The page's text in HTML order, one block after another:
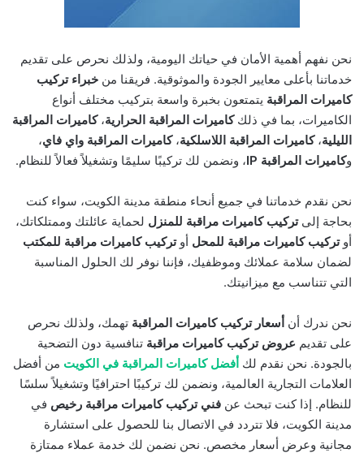
نحن نفهم أهمية الأمان في حياتك اليومية، ولذلك نحرص على تقديم
خدماتنا بأعلى معايير الجودة والموثوقية. فريقنا من خبراء تركيب
كاميرات المراقبة يتمتعون بخبرة واسعة بتركيب مختلف أنواع
الكاميرات، بما في ذلككاميرات المراقبة الحرارية،كاميرات المراقبة
الليلية،كاميرات المراقبة اللاسلكية،كاميرات المراقبة واي فاي،
وكاميرات المراقبة IP ، ونضمن لك تركيبًا سليمًا وتشغيلاً فعالاً للنظام.
نحن نقدم خدماتنا في جميع أنحاء منطقة مدينة الكويت، سواء كنت
بحاجة إلىتركيب كاميرات مراقبة للمنزل لحماية عائلتك وممتلكاتك،
أوتركيب كاميرات مراقبة للمحل أوتركيب كاميرات مراقبة للمكتب
لضمان سلامة عملائك وموظفيك، فإننا نوفر لك الحلول المناسبة
التي تتناسب مع ميزانيتك.
نحن ندرك أن أسعار تركيب كاميرات المراقبة تهمك، ولذلك نحرص
على تقديم عروض تركيب كاميرات مراقبة تنافسية دون التضحية
بالجودة. نحن نقدم لك أفضل كاميرات المراقبة في الكويت من أفضل
العلامات التجارية العالمية، ونضمن لك تركيبًا احترافيًا وتشغيلاً سلسًا
للنظام. إذا كنت تبحث عن فني تركيب كاميرات مراقبة رخيص في
مدينة الكويت، فلا تتردد في الاتصال بنا للحصول على استشارة
مجانية وعرض أسعار مخصص. نحن نضمن لك خدمة عملاء ممتازة